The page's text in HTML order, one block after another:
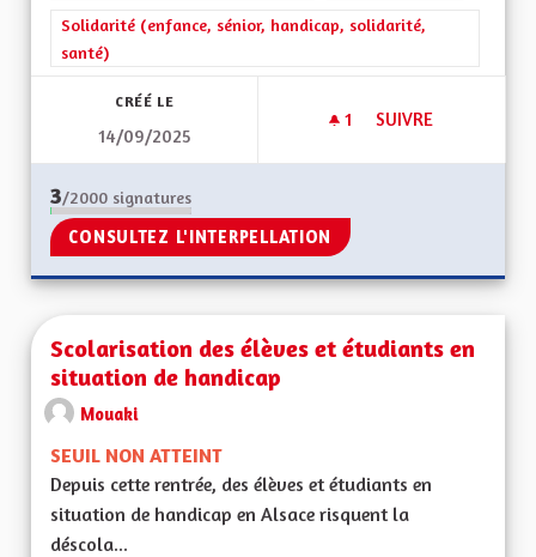
Solidarité (enfance, sénior, handicap, solidarité,
santé)
CRÉÉ LE
14/09/2025
1 1 ABONNÉ
SUIVRE
3/2000 signatures
CONSULTEZ L'INTERPELLATION
Scolarisation des élèves et étudiants en
situation de handicap
Mouaki
SEUIL NON ATTEINT
Depuis cette rentrée, des élèves et étudiants en
situation de handicap en Alsace risquent la
déscola...